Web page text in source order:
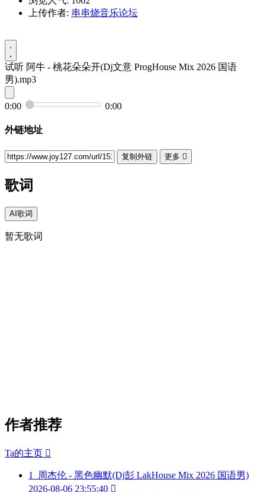
上传作者: 串串烧音乐论坛
试听 阿牛 - 桃花朵朵开(Dj文意 ProgHouse Mix 2026 国语
男).mp3
0:00 0:00
外链地址
复制外链 更多 
歌词
AI歌词
暂无歌词
作者推荐
Ta的主页 
1
周杰伦 - 黑色幽默(Dj彭 LakHouse Mix 2026 国语男)
2026-08-06 23:55:40 